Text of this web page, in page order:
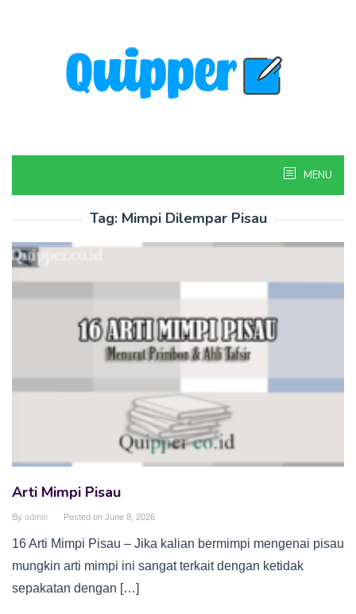
MENU
Tag: Mimpi Dilempar Pisau
Arti Mimpi Pisau
By admin Posted on June 8, 2026
16 Arti Mimpi Pisau – Jika kalian bermimpi mengenai pisau
mungkin arti mimpi ini sangat terkait dengan ketidak
sepakatan dengan […]